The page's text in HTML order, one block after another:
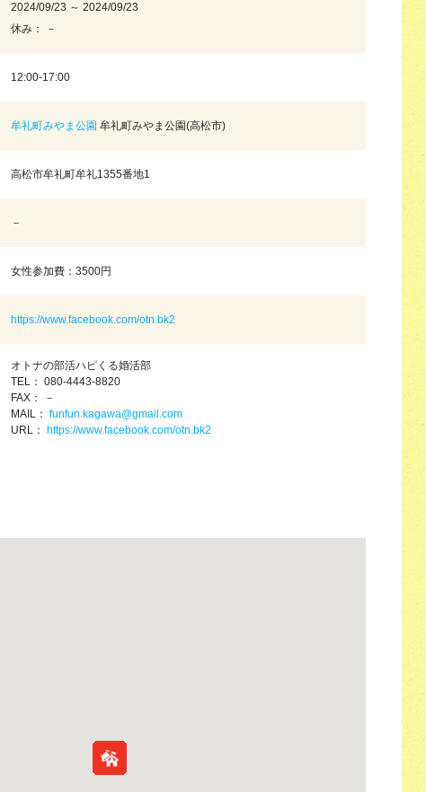
2024/09/23 ～ 2024/09/23
休み： －
12:00-17:00
牟礼町みやま公園 牟礼町みやま公園(高松市)
高松市牟礼町牟礼1355番地1
－
女性参加費：3500円
https://www.facebook.com/otn.bk2
オトナの部活ハピくる婚活部
TEL： 080-4443-8820
FAX： －
MAIL： funfun.kagawa@gmail.com
URL： https://www.facebook.com/otn.bk2